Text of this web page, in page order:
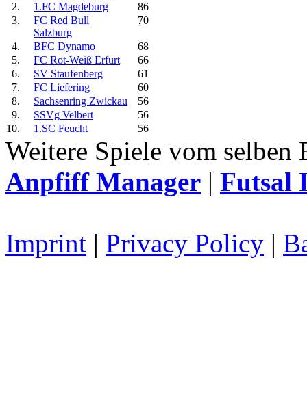
2.
1.FC Magdeburg
86
3.
FC Red Bull
Salzburg
70
4. BFC Dynamo
68
5.
FC Rot-Weiß Erfurt
66
6.
SV Staufenberg
61
7.
FC Liefering
60
8.
Sachsenring Zwickau
56
9.
SSVg Velbert
56
10.
1.SC Feucht 56
Weitere Spiele vom
Anpfiff Manager | Futsal
Imprint | Privacy Policy |